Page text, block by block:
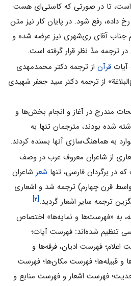
است، تا در صورتى که کاستى‌اى هست
داده، رفع شود. در پایان کار نیز متن
جناب آقاى رى‌شهرى نیز عرضه شده و
ترجمه مدّ نظر قرار گرفته است.
آیات قرآناز ترجمه دکتر محمدمهدى
از ترجمه دکتر سید جعفر شهیدى
مندرج در آغاز و انجام بخش‌ها و
شده بودند، مترجمان تنها به
به هماهنگ‌سازى آنها بسنده کردند.
از شاعران معروف عرب در وصف
در برگردان فارسى، تنها شعرشاعران
قرن چهارم) ترجمه شد و اشعارى
ترجمه سایر اشعار گردید.[۲]
به «فهرست‌ها و نمایه‌ها» اختصاص
تنظیم شده‌اند: فهرست آیات؛
فهرست ادیان، فرقه‌ها و
قبیله‌ها؛ فهرست مکان‌ها؛ فهرست
فهرست اشعار و فهرست منابع و